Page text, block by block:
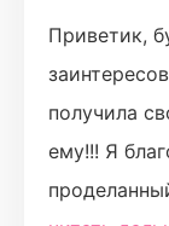
Приветик,
получила
ему!!! Я